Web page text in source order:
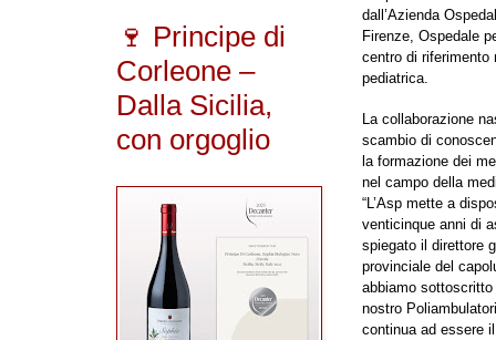
dall’Azienda
Firenze, Ospedale
centro di riferimento
pediatrica.
La collaborazione
scambio di
la formazione dei
nel campo della
“L’Asp mette a
venticinque anni di
spiegato il direttore
provinciale del
abbiamo sottoscritto
nostro
continua ad essere
🍷 Principe di
Corleone –
Dalla Sicilia,
con orgoglio